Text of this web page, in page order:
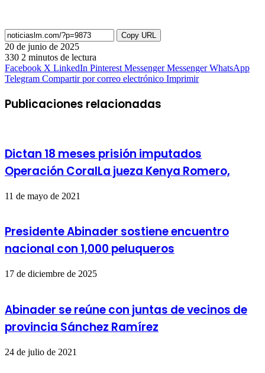
Copy URL
20 de junio de 2025
330 2 minutos de lectura
Facebook X LinkedIn Pinterest Messenger Messenger WhatsApp
Telegram Compartir por correo electrónico Imprimir
Publicaciones relacionadas
Dictan 18 meses prisión imputados
Operación CoralLa jueza Kenya Romero,
11 de mayo de 2021
Presidente Abinader sostiene encuentro
nacional con 1,000 peluqueros
17 de diciembre de 2025
Abinader se reúne con juntas de vecinos de
provincia Sánchez Ramírez
24 de julio de 2021